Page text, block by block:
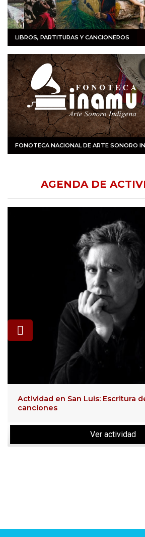
LIBROS, PARTITURAS Y CANCIONEROS
FONOTECA NACIONAL DE ARTE SONORO
AGENDA DE
Actividad en San Luis: Escritura
canciones
Ver actividad